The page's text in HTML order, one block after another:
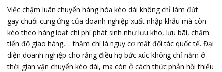
Việc chậm luân chuyển hàng hóa kéo dài không chỉ làm đứt
gãy chuỗi cung ứng của doanh nghiệp xuất nhập khẩu mà còn
kéo theo hàng loạt chi phí phát sinh như lưu kho, lưu bãi, chậm
tiến độ giao hàng,… thậm chí là nguy cơ mất đối tác quốc tế. Đại
diện doanh nghiệp cho rằng điều họ bức xúc không chỉ nằm ở
thời gian vận chuyển kéo dài, mà còn ở cách thức phản hồi thiếu